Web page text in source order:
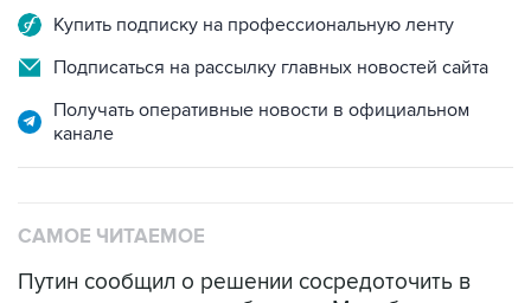
Купить подписку на профессиональную ленту
Подписаться на рассылку главных новостей сайта
Получать оперативные новости в официальном
канале
САМОЕ ЧИТАЕМОЕ
Путин сообщил о решении сосредоточить в